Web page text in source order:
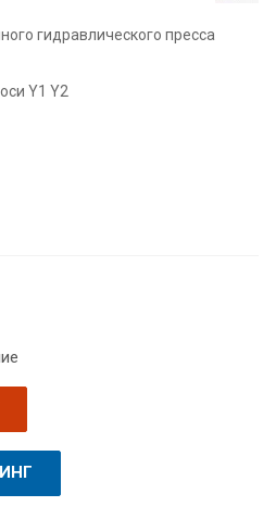
гидравлического пресса
Y1 Y2